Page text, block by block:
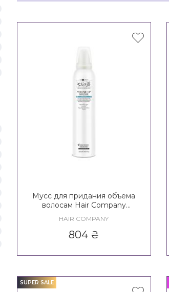
Мусс для придания объема
волосам Hair Company
Inspiration Density 3 Volume
Up Mousse
HAIR COMPANY
804₴
SUPER SALE